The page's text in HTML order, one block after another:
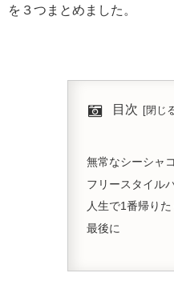
を３つまとめました。
目次
無常なシーシャ
フリースタイル
人生で1番帰り
最後に